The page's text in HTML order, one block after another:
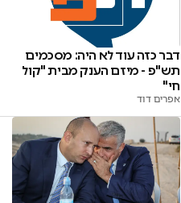
דבר כזה עוד לא היה: מסכמים
תש"פ - מיזם הענק מבית "קול
חי"
אפרים דוד